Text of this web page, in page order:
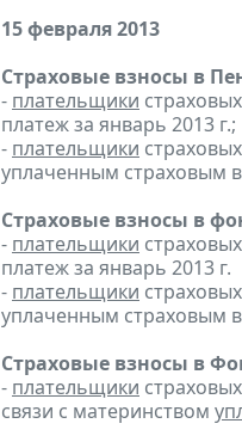
15 февраля 2013
Страховые взносы в
- плательщики
платеж за январь 2013 г.;
- плательщики
уплаченным страховым
Страховые взносы в
- плательщики
платеж за январь 2013 г.
- плательщики
уплаченным страховым
Страховые взносы в
- плательщики
связи с материнством